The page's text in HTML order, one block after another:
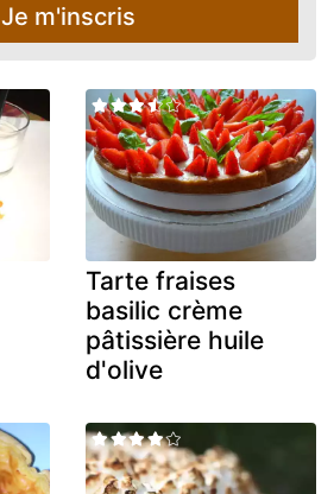
Je m'inscris
Tarte fraises
basilic crème
pâtissière huile
d'olive